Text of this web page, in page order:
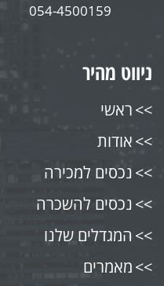
054-4500159
ניווט מהיר
ראשי
אודות
נכסים למכירה
נכסים להשכרה
המגדלים שלנו
מאמרים